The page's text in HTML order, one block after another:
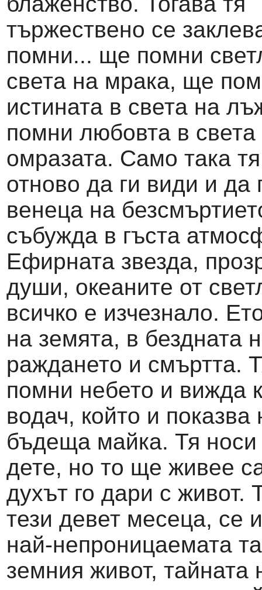
тържествено се
помни... ще помни
света на мрака, ще
истината в света на
помни любовта в света
омразата. Само така
отново да ги види и да
венеца на
събужда в гъста
Ефирната звезда,
души, океаните от
всичко е изчезнало.
на земята, в бездната
раждането и смъртта.
помни небето и вижда
водач, който и показва
бъдеща майка. Тя носи
дете, но то ще живее
духът го дари с живот.
тези девет месеца, се
най-непроницаемата
земния живот, тайната